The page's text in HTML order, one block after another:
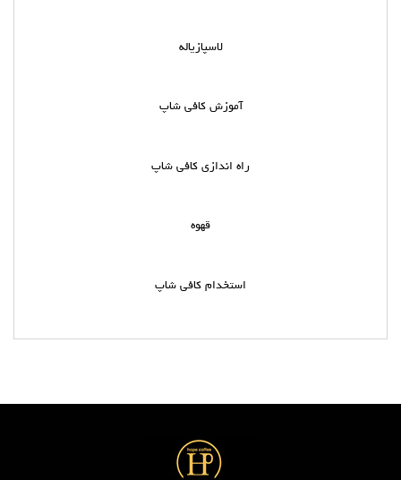
لاسپازیاله
آموزش کافی شاپ
راه اندازی کافی شاپ
قهوه
استخدام کافی شاپ